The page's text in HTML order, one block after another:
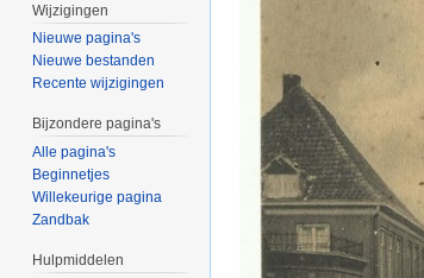
Wijzigingen
Nieuwe pagina's
Nieuwe bestanden
Recente wijzigingen
Bijzondere pagina's
Alle pagina's
Beginnetjes
Willekeurige pagina
Zandbak
Hulpmiddelen